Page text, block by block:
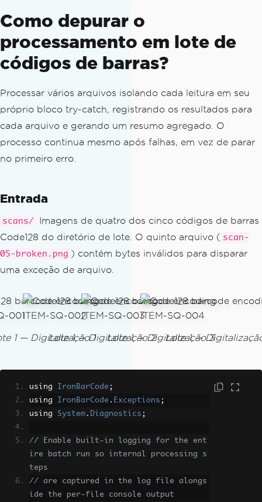
age, and elapsed time
Console.Error WriteLine
{{\"file\":\"{filePath}\",\"status
+ $
"\"exception\":\"{ex.Ge
age}\","
+ $"\"elapsed_ms\":{sw.Ela
psedMilliseconds}}}"
r's catch blocks still handle the exce
ption normally
Como depurar o
processamento em lote de
códigos de barras?
Processar vários arquivos isolando cada leitura em seu
próprio bloco try-catch, registrando os resultados para
cada arquivo e gerando um resumo agregado. O
processo continua mesmo após falhas, em vez de parar
no primeiro erro.
Entrada
scans/
Imagens de quatro dos cinco códigos de barras
Code128 do diretório de lote. O quinto arquivo ( scan-
05-broken.png ) contém bytes inválidos para disparar
uma exceção de arquivo.
1 — Digitalização 1
Lote 1 — Digitalização 2Lote 1 — Digitalização 3
Lote 1 —
using IronBarCode ;
using IronBarCode . Exceptions ;
using System . Diagnostics ;
// Enable built-in logging for the ent
ire batch run so internal processing s
teps
// are captured in the log file alongs
ide the per-file console output